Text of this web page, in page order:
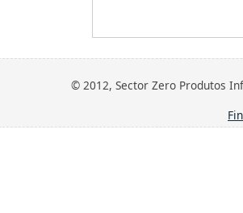
© 2012, Sector Zero Produtos